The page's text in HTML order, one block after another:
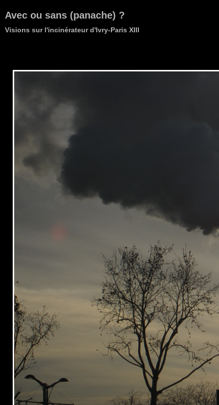
Avec ou sans (panache) ?
Visions sur l'incinérateur d'Ivry-Paris XIII